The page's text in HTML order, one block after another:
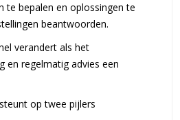
te bepalen en oplossingen te
beantwoorden.
verandert als het
en regelmatig advies een
op twee pijlers